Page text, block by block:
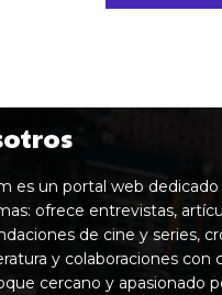
es un portal web dedicado
ofrece entrevistas,
de cine y series,
y colaboraciones con
cercano y apasionado